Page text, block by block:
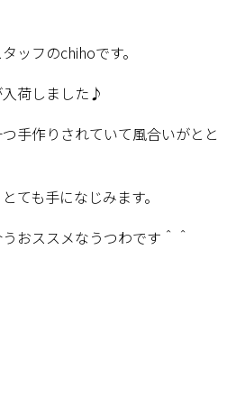
ッフのchihoです。
荷しました♪
手作りされていて風合いがとと
ても手になじみます。
おススメなうつわです＾＾